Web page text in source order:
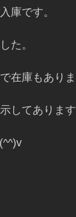
庫です。
た。
在庫もありま
してあります